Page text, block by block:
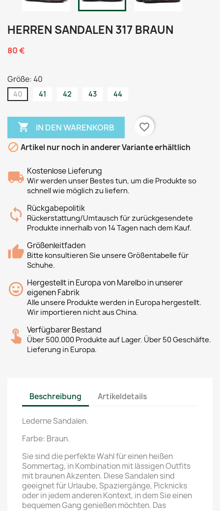
HERREN SANDALEN 317 BRAUN
80 €
Größe: 40
40 41 42 43 44
 IN DEN WARENKORB
favorite_border
 Artikel nur noch in anderer Variante erhältlich
Kostenlose Lieferung
Wir werden unser Bestes tun, um die Produkte so
schnell wie möglich zu liefern.
Rückgabepolitik
Rückerstattung/Umtausch für zurückgesendete
Produkte innerhalb von 14 Tagen nach dem Kauf.
Größenleitfaden
Bitte konsultieren Sie unsere Größentabelle für
Schuhe.
Hergestellt in Europa von Marelbo in unserer
eigenen Fabrik
Alle unsere Produkte werden in Europa hergestellt.
Wir importieren nicht aus China.
Verfügbarer Bestand
Über 500.000 Produkte auf Lager. Über 50 Geschäfte.
Lieferung in Europa.
Beschreibung Artikeldetails
Lederne Sandalen.
Farbe: Braun.
Sie sind die perfekte Wahl für einen heißen
Sommertag, in Kombination mit lässigen Outfits
mit braunen Akzenten. Diese Sandalen sind
geeignet für Urlaube, Spaziergänge, Picknicks
oder in jedem anderen Kontext, in dem Sie einen
bequemen Gang genießen möchten. Das